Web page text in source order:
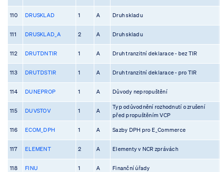
110 DRUSKLAD 1 A Druh skladu
111 DRUSKLAD_A 2 A Druh skladu
112 DRUTDNTIR 1 A Druh tranzitní deklarace - bez TIR
113 DRUTDSTIR 1 A Druh tranzitní deklarace - pro TIR
114 DUNEPROP 1 A Důvody nepropuštění
115 DUVSTOV 1 A
Typ odůvodnění rozhodnutí o zrušení
před propuštěním VCP
116 ECOM_DPH 1 A Sazby DPH pro E_Commerce
117 ELEMENT 2 A Elementy v NCR zprávách
118 FINU 1 A Finanční úřady